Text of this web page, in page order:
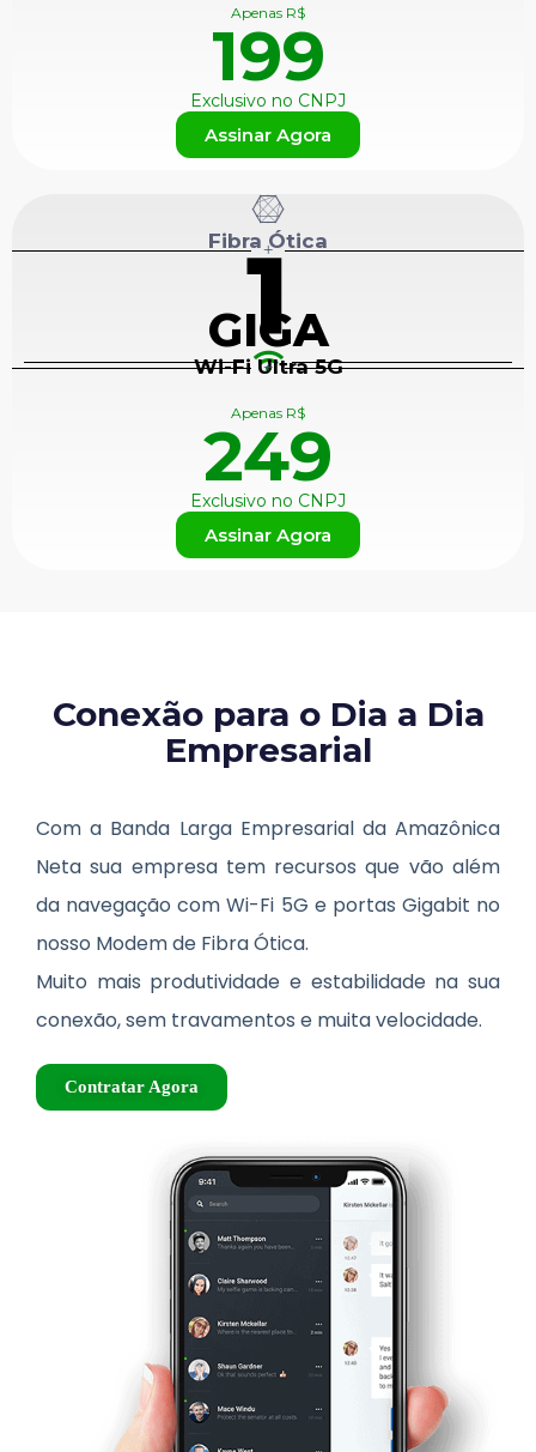
Apenas R$
199
Exclusivo no CNPJ
Assinar Agora
Fibra Ótica
+
1
GIGA
Wi-Fi Ultra 5G
+
Apenas R$
249
Exclusivo no CNPJ
Assinar Agora
Conexão para o Dia a Dia
Empresarial
Com a Banda Larga Empresarial da Amazônica
Neta sua empresa tem recursos que vão além
da navegação com Wi-Fi 5G e portas Gigabit no
nosso Modem de Fibra Ótica.
Muito mais produtividade e estabilidade na sua
conexão, sem travamentos e muita velocidade.
Contratar Agora